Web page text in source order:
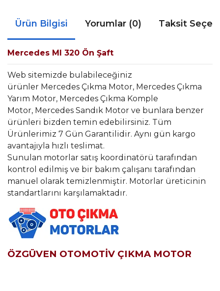
Ürün Bilgisi Yorumlar (0) Taksit
Mercedes Ml 320 Ön Şaft
Web sitemizde bulabileceğiniz
ürünler Mercedes Çıkma Motor, Mercedes Çıkma
Yarım Motor, Mercedes Çıkma Komple
Motor, Mercedes Sandık Motor ve bunlara benzer
ürünleri bizden temin edebilirsiniz. Tüm
Ürünlerimiz 7 Gün Garantilidir. Aynı gün kargo
avantajıyla hızlı teslimat.
Sunulan motorlar satış koordinatörü tarafından
kontrol edilmiş ve bir bakım çalışanı tarafından
manuel olarak temizlenmiştir. Motorlar üreticinin
standartlarını karşılamaktadır.
ÖZGÜVEN OTOMOTİV ÇIKMA MOTOR